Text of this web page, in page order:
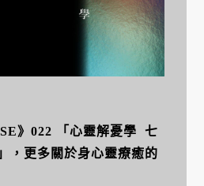
》022 「心靈解憂學 七
，更多關於身心靈療癒的